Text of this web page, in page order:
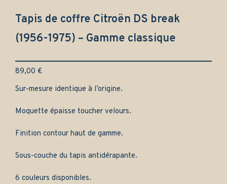
Tapis de coffre Citroën DS break
(1956-1975) – Gamme classique
89,00 €
Sur-mesure identique à l’origine.
Moquette épaisse toucher velours.
Finition contour haut de gamme.
Sous-couche du tapis antidérapante.
6 couleurs disponibles.